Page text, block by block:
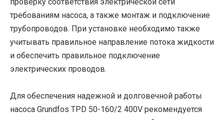
требованиям насоса, а также монтаж и подключение
трубопроводов. При установке необходимо также
учитывать правильное направление потока жидкости
и обеспечить правильное подключение
электрических проводов.
Для обеспечения надежной и долговечной работы
насоса Grundfos TPD 50-160/2 400V рекомендуется